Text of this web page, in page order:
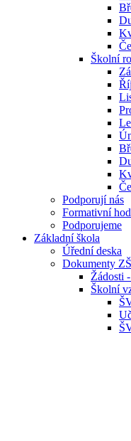
Školní
Podporují nás
Formativní
Podporujeme
Základní škola
Úřední deska
Dokumenty ZŠ
Žádosti
Školní